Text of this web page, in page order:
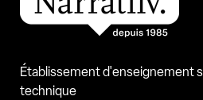
Établissement d'enseignement
technique